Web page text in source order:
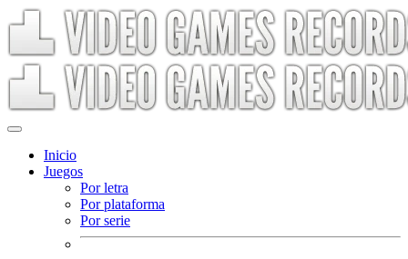
Inicio
Juegos
Por letra
Por plataforma
Por serie